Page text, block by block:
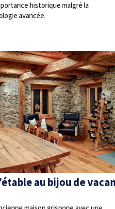
historique malgré la
avancée.
au bijou de